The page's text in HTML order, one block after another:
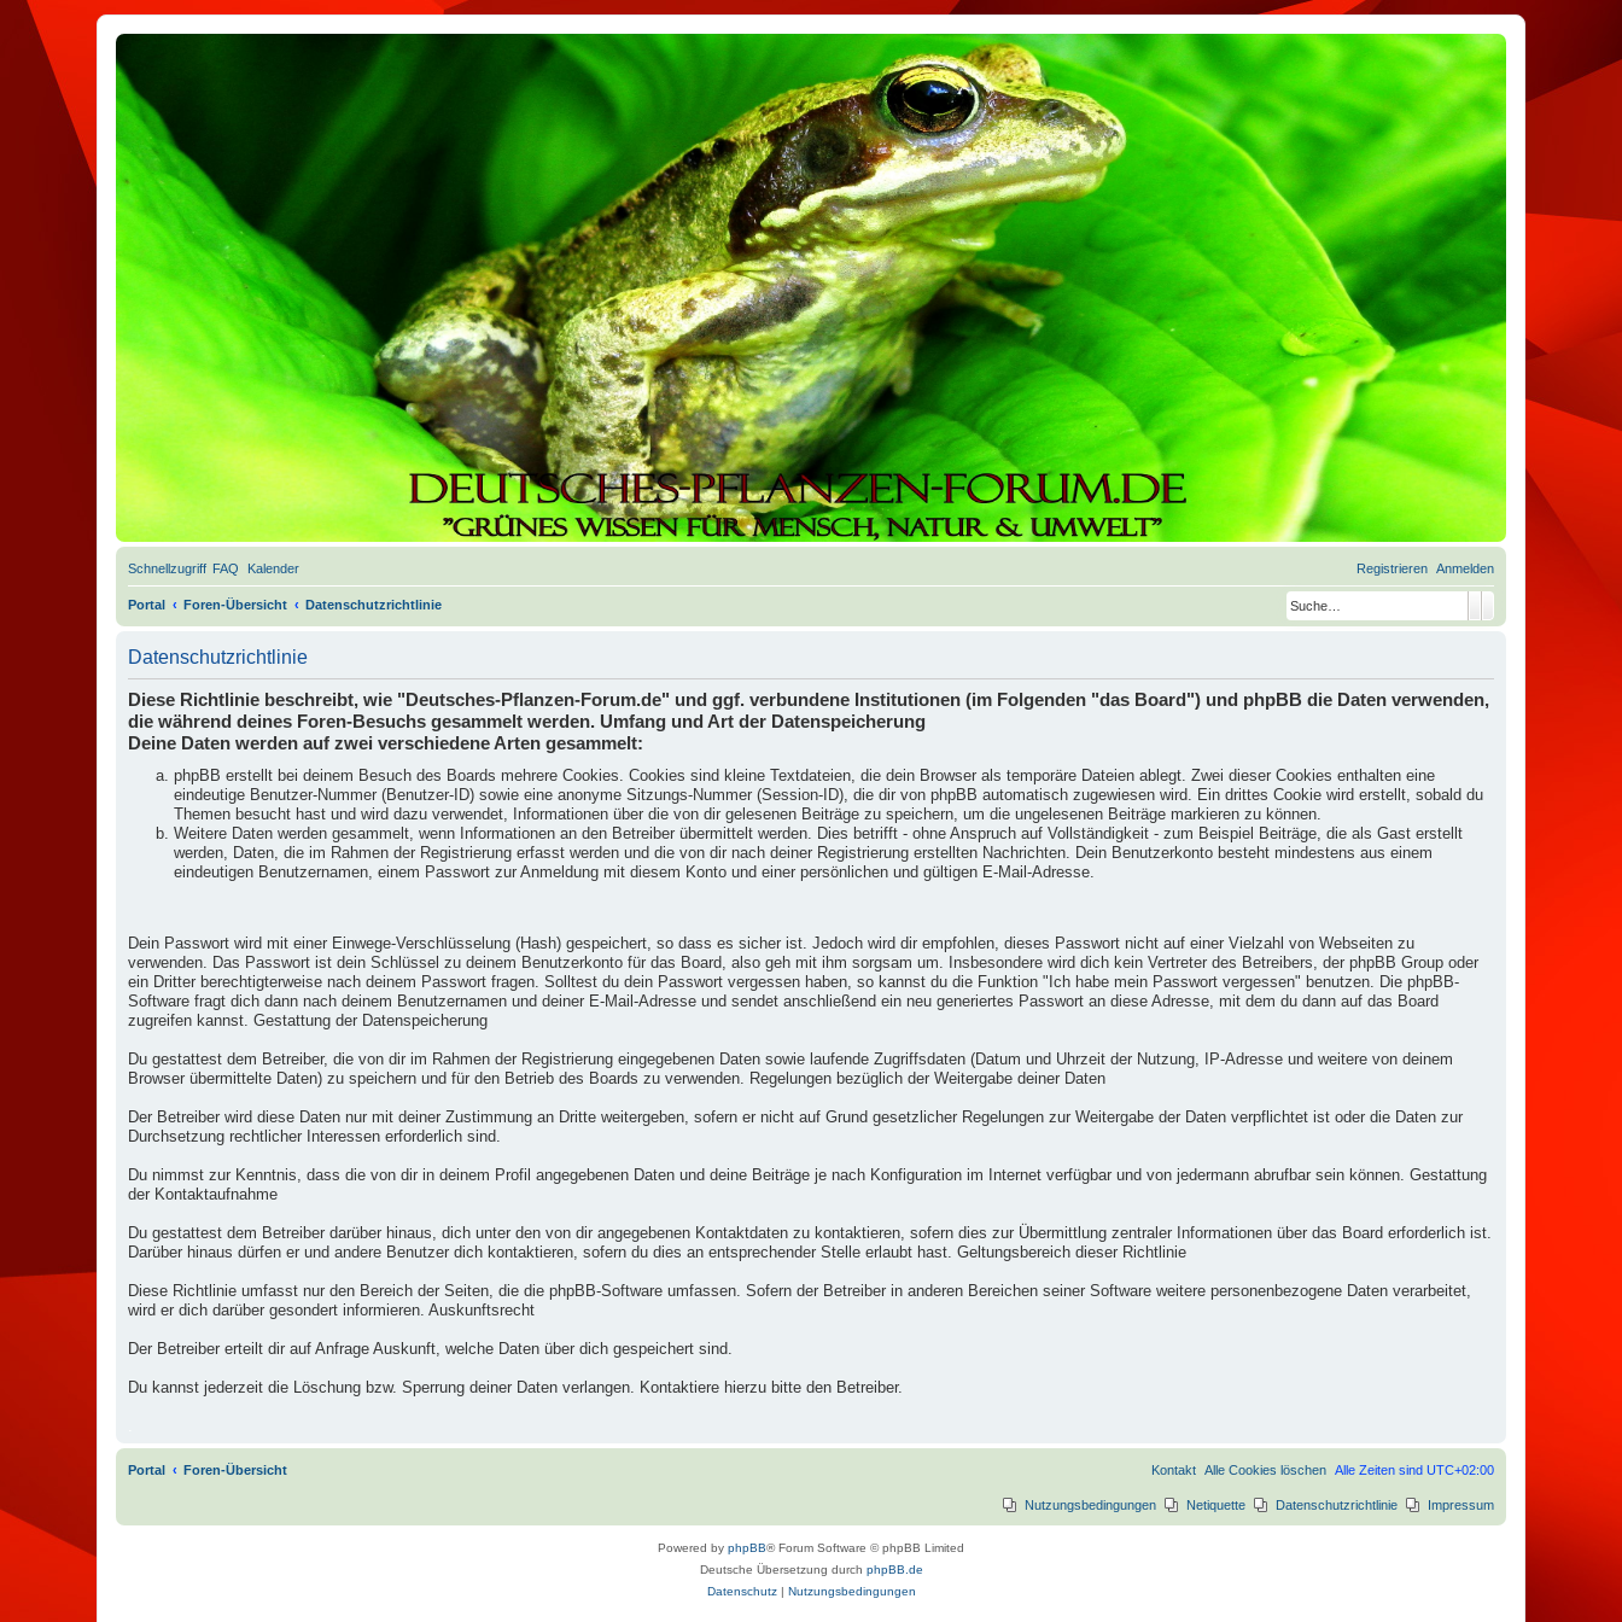
Schnellzugriff FAQ Kalender Anmelden
Registrieren
Portal Foren-Übersicht Datenschutzrichtlinie
Datenschutzrichtlinie
Diese Richtlinie beschreibt, wie "Deutsches-Pflanzen-Forum.de" und ggf. verbundene Institutionen (im Folgenden "das Board") und phpBB die Daten verwenden,
die während deines Foren-Besuchs gesammelt werden. Umfang und Art der Datenspeicherung
Deine Daten werden auf zwei verschiedene Arten gesammelt:
phpBB erstellt bei deinem Besuch des Boards mehrere Cookies. Cookies sind kleine Textdateien, die dein Browser als temporäre Dateien ablegt. Zwei dieser Cookies enthalten eine
eindeutige Benutzer-Nummer (Benutzer-ID) sowie eine anonyme Sitzungs-Nummer (Session-ID), die dir von phpBB automatisch zugewiesen wird. Ein drittes Cookie wird erstellt, sobald du
Themen besucht hast und wird dazu verwendet, Informationen über die von dir gelesenen Beiträge zu speichern, um die ungelesenen Beiträge markieren zu können.
Weitere Daten werden gesammelt, wenn Informationen an den Betreiber übermittelt werden. Dies betrifft - ohne Anspruch auf Vollständigkeit - zum Beispiel Beiträge, die als Gast erstellt
werden, Daten, die im Rahmen der Registrierung erfasst werden und die von dir nach deiner Registrierung erstellten Nachrichten. Dein Benutzerkonto besteht mindestens aus einem
eindeutigen Benutzernamen, einem Passwort zur Anmeldung mit diesem Konto und einer persönlichen und gültigen E-Mail-Adresse.
Dein Passwort wird mit einer Einwege-Verschlüsselung (Hash) gespeichert, so dass es sicher ist. Jedoch wird dir empfohlen, dieses Passwort nicht auf einer Vielzahl von Webseiten zu
verwenden. Das Passwort ist dein Schlüssel zu deinem Benutzerkonto für das Board, also geh mit ihm sorgsam um. Insbesondere wird dich kein Vertreter des Betreibers, der phpBB Group oder
ein Dritter berechtigterweise nach deinem Passwort fragen. Solltest du dein Passwort vergessen haben, so kannst du die Funktion "Ich habe mein Passwort vergessen" benutzen. Die phpBB-
Software fragt dich dann nach deinem Benutzernamen und deiner E-Mail-Adresse und sendet anschließend ein neu generiertes Passwort an diese Adresse, mit dem du dann auf das Board
zugreifen kannst. Gestattung der Datenspeicherung
Du gestattest dem Betreiber, die von dir im Rahmen der Registrierung eingegebenen Daten sowie laufende Zugriffsdaten (Datum und Uhrzeit der Nutzung, IP-Adresse und weitere von deinem
Browser übermittelte Daten) zu speichern und für den Betrieb des Boards zu verwenden. Regelungen bezüglich der Weitergabe deiner Daten
Der Betreiber wird diese Daten nur mit deiner Zustimmung an Dritte weitergeben, sofern er nicht auf Grund gesetzlicher Regelungen zur Weitergabe der Daten verpflichtet ist oder die Daten zur
Durchsetzung rechtlicher Interessen erforderlich sind.
Du nimmst zur Kenntnis, dass die von dir in deinem Profil angegebenen Daten und deine Beiträge je nach Konfiguration im Internet verfügbar und von jedermann abrufbar sein können. Gestattung
der Kontaktaufnahme
Du gestattest dem Betreiber darüber hinaus, dich unter den von dir angegebenen Kontaktdaten zu kontaktieren, sofern dies zur Übermittlung zentraler Informationen über das Board erforderlich ist.
Darüber hinaus dürfen er und andere Benutzer dich kontaktieren, sofern du dies an entsprechender Stelle erlaubt hast. Geltungsbereich dieser Richtlinie
Diese Richtlinie umfasst nur den Bereich der Seiten, die die phpBB-Software umfassen. Sofern der Betreiber in anderen Bereichen seiner Software weitere personenbezogene Daten verarbeitet,
wird er dich darüber gesondert informieren. Auskunftsrecht
Der Betreiber erteilt dir auf Anfrage Auskunft, welche Daten über dich gespeichert sind.
Du kannst jederzeit die Löschung bzw. Sperrung deiner Daten verlangen. Kontaktiere hierzu bitte den Betreiber.
Portal Foren-Übersicht Alle Zeiten sind UTC+02:00
Alle Cookies löschen
Kontakt
Impressum
Datenschutzrichtlinie
Netiquette
Nutzungsbedingungen
Powered by phpBB® Forum Software © phpBB Limited
Deutsche Übersetzung durch phpBB.de
Datenschutz| Nutzungsbedingungen